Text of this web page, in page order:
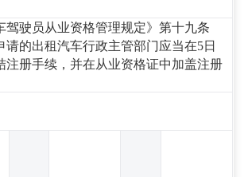
驾驶员从业资格管理规定》第十九条
请的出租汽车行政主管部门应当在5日
注册手续，并在从业资格证中加盖注册